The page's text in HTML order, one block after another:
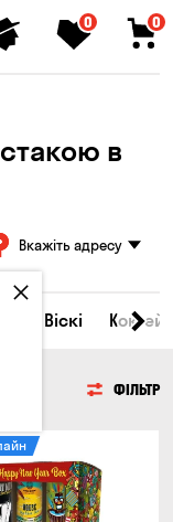
0 0
в
Вкажіть адресу
Віскі
ФІЛЬТР